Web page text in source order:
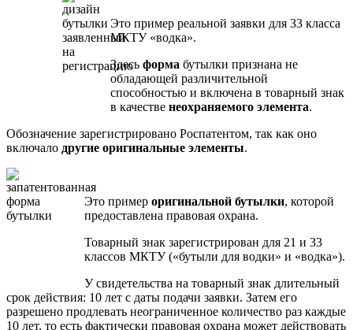
Это пример реальной заявки для 33 класса
МКТУ «водка».
Здесь форма бутылки признана не
обладающей различительной
способностью и включена в товарный знак
в качестве неохраняемого элемента.
Обозначение зарегистрировано Роспатентом, так как оно
включало другие оригинальные элементы.
Это пример оригинальной бутылки, которой
предоставлена правовая охрана.
Товарный знак зарегистрирован для 21 и 33
классов МКТУ («бутыли для водки» и «водка»).
У свидетельства на товарный знак длительный
срок действия: 10 лет с даты подачи заявки. Затем его
разрешено продлевать неограниченное количество раз каждые
10 лет, то есть фактически правовая охрана может действовать